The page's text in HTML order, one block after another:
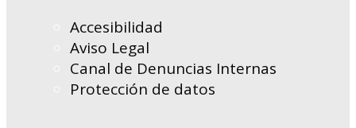
Accesibilidad
Aviso Legal
Canal de Denuncias Internas
Protección de datos